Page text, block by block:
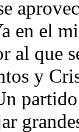
en el
al que
y